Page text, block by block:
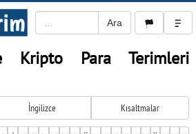
Kripto Para Terimleri
İngilizce Kısaltmalar